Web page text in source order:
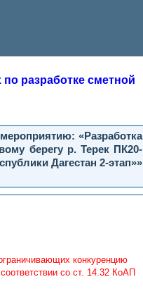
разработке сметной
«Разработка
берегу р. Терек ПК20-
Дагестан 2-этап»»
конкуренцию
со ст. 14.32 КоАП